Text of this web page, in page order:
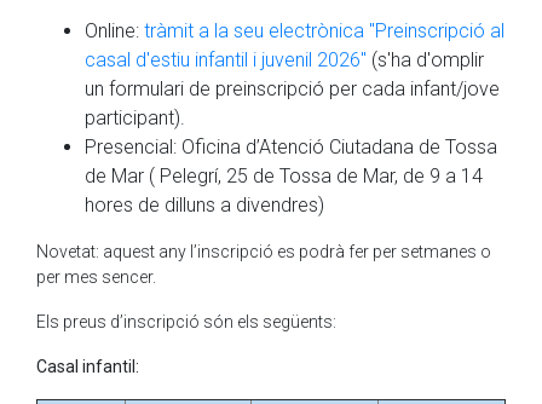
Online: tràmit a la seu electrònica "Preinscripció al
casal d'estiu infantil i juvenil 2026" (s'ha d'omplir
un formulari de preinscripció per cada infant/jove
participant).
Presencial: Oficina d’Atenció Ciutadana de Tossa
de Mar ( Pelegrí, 25 de Tossa de Mar, de 9 a 14
hores de dilluns a divendres)
Novetat: aquest any l’inscripció es podrà fer per setmanes o
per mes sencer.
Els preus d’inscripció són els següents:
Casal infantil: